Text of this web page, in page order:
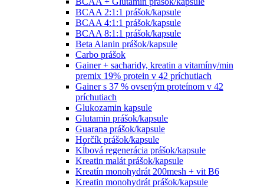
BCAA 2:1:1 prášok/kapsule
BCAA 4:1:1 prášok/kapsule
BCAA 8:1:1 prášok/kapsule
Beta Alanin prášok/kapsule
Carbo prášok
Gainer + sacharidy, kreatin a vitamíny/min
premix 19% protein v 42 príchutiach
Gainer s 37 % ovseným proteínom v 42
príchutiach
Glukozamin kapsule
Glutamin prášok/kapsule
Guarana prášok/kapsule
Horčík prášok/kapsule
Kĺbová regenerácia prášok/kapsule
Kreatin malát prášok/kapsule
Kreatín monohydrát 200mesh + vit B6
Kreatin monohydrát prášok/kapsule